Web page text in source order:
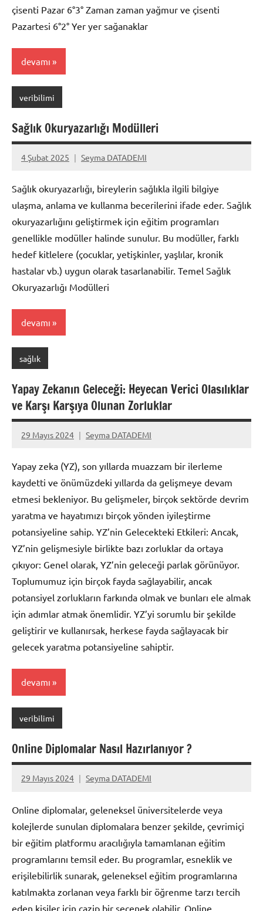
çisenti Pazar 6°3° Zaman zaman yağmur ve çisenti
Pazartesi 6°2° Yer yer sağanaklar
devamı
veribilimi
Sağlık Okuryazarlığı Modülleri
4 Şubat 2025 Seyma DATADEMI
Yorum
Sağlık okuryazarlığı, bireylerin sağlıkla ilgili bilgiye
ulaşma, anlama ve kullanma becerilerini ifade eder. Sağlık
okuryazarlığını geliştirmek için eğitim programları
genellikle modüller halinde sunulur. Bu modüller, farklı
hedef kitlelere (çocuklar, yetişkinler, yaşlılar, kronik
hastalar vb.) uygun olarak tasarlanabilir. Temel Sağlık
Okuryazarlığı Modülleri
devamı
sağlık
Yapay Zekanın Geleceği: Heyecan Verici Olasılıklar
ve Karşı Karşıya Olunan Zorluklar
29 Mayıs 2024 Seyma DATADEMI
Yorum
Yapay zeka (YZ), son yıllarda muazzam bir ilerleme
kaydetti ve önümüzdeki yıllarda da gelişmeye devam
etmesi bekleniyor. Bu gelişmeler, birçok sektörde devrim
yaratma ve hayatımızı birçok yönden iyileştirme
potansiyeline sahip. YZ’nin Gelecekteki Etkileri: Ancak,
YZ’nin gelişmesiyle birlikte bazı zorluklar da ortaya
çıkıyor: Genel olarak, YZ’nin geleceği parlak görünüyor.
Toplumumuz için birçok fayda sağlayabilir, ancak
potansiyel zorlukların farkında olmak ve bunları ele almak
için adımlar atmak önemlidir. YZ’yi sorumlu bir şekilde
geliştirir ve kullanırsak, herkese fayda sağlayacak bir
gelecek yaratma potansiyeline sahiptir.
devamı
veribilimi
Online Diplomalar Nasıl Hazırlanıyor ?
29 Mayıs 2024 Seyma DATADEMI
Yorum
Online diplomalar, geleneksel üniversitelerde veya
kolejlerde sunulan diplomalara benzer şekilde, çevrimiçi
bir eğitim platformu aracılığıyla tamamlanan eğitim
programlarını temsil eder. Bu programlar, esneklik ve
erişilebilirlik sunarak, geleneksel eğitim programlarına
katılmakta zorlanan veya farklı bir öğrenme tarzı tercih
eden kişiler için cazip bir seçenek olabilir. Online